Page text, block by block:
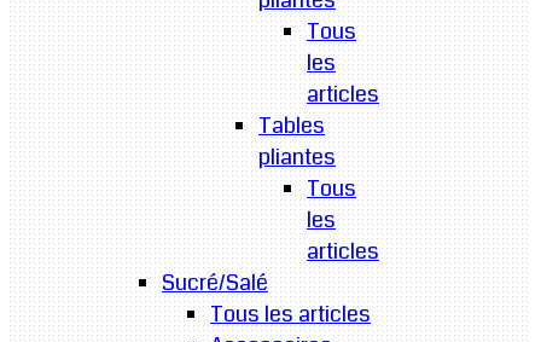
Tous
les
articles
Tables
pliantes
Tous
les
articles
Sucré/Salé
Tous les articles